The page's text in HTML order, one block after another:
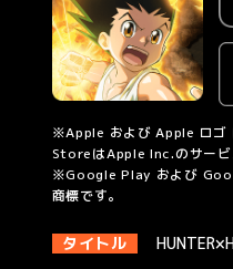
※Apple および Apple ロゴ
StoreはApple Inc.のサービ
※Google Play および
商標です。
タイトル